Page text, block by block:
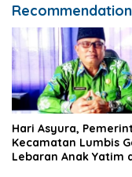
Hari Asyura,
Kecamatan Lumbis
Lebaran Anak Yatim